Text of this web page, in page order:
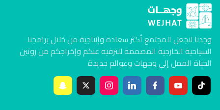
وجدنا لنجعل المجتمع أكثر سعادة وإنتاجية من خلال برامجنا
السياحية الخارجية المصممة للترفيه عنكم وإخراجكم من روتين
الحياة الممل إلى وجهات وعوالم جديدة